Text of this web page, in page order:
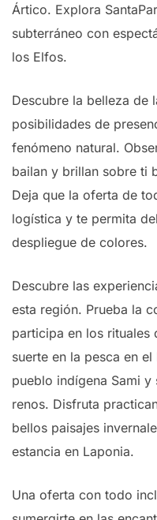
Ártico. Explora
subterráneo con
los Elfos.
Descubre la belleza de
posibilidades de
fenómeno natural.
bailan y brillan sobre ti
Deja que la oferta de
logística y te permita
despliegue de colores.
Descubre las
esta región. Prueba la
participa en los rituales
suerte en la pesca en
pueblo indígena Sami
renos. Disfruta
bellos paisajes
estancia en Laponia.
Una oferta con todo